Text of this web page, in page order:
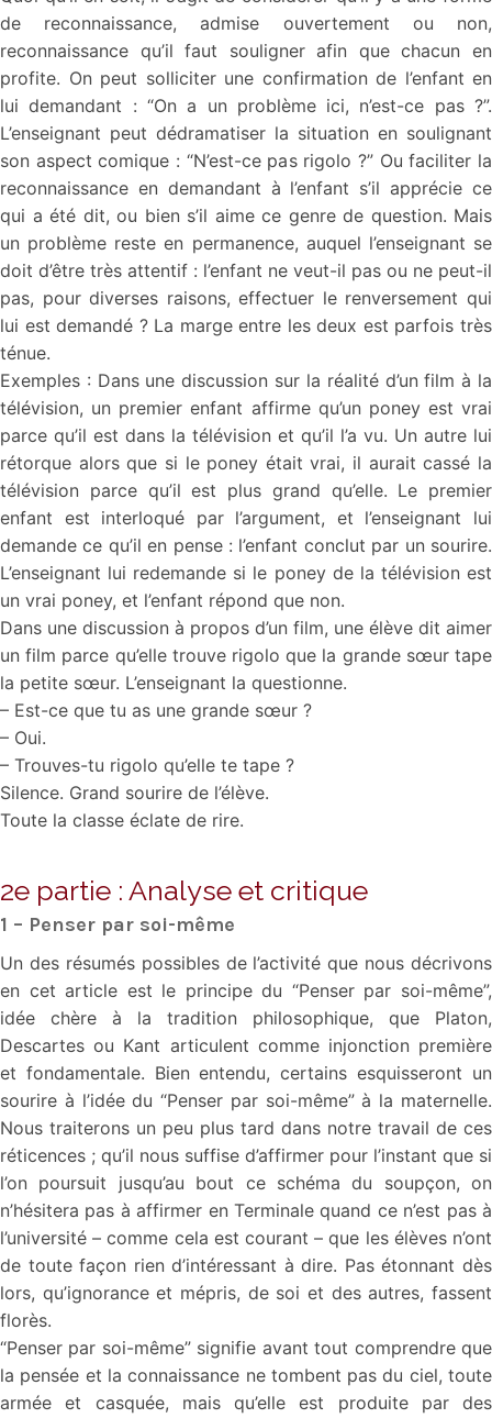
de reconnaissance, admise ouvertement ou non,
reconnaissance qu’il faut souligner afin que chacun en
profite. On peut solliciter une confirmation de l’enfant en
lui demandant : “On a un problème ici, n’est-ce pas ?”.
L’enseignant peut dédramatiser la situation en soulignant
son aspect comique : “N’est-ce pas rigolo ?” Ou faciliter la
reconnaissance en demandant à l’enfant s’il apprécie ce
qui a été dit, ou bien s’il aime ce genre de question. Mais
un problème reste en permanence, auquel l’enseignant se
doit d’être très attentif : l’enfant ne veut-il pas ou ne peut-il
pas, pour diverses raisons, effectuer le renversement qui
lui est demandé ? La marge entre les deux est parfois très
ténue.
Exemples : Dans une discussion sur la réalité d’un film à la
télévision, un premier enfant affirme qu’un poney est vrai
parce qu’il est dans la télévision et qu’il l’a vu. Un autre lui
rétorque alors que si le poney était vrai, il aurait cassé la
télévision parce qu’il est plus grand qu’elle. Le premier
enfant est interloqué par l’argument, et l’enseignant lui
demande ce qu’il en pense : l’enfant conclut par un sourire.
L’enseignant lui redemande si le poney de la télévision est
un vrai poney, et l’enfant répond que non.
Dans une discussion à propos d’un film, une élève dit aimer
un film parce qu’elle trouve rigolo que la grande sœur tape
la petite sœur. L’enseignant la questionne.
– Est-ce que tu as une grande sœur ?
– Oui.
– Trouves-tu rigolo qu’elle te tape ?
Silence. Grand sourire de l’élève.
Toute la classe éclate de rire.
2e partie : Analyse et critique
1 – Penser par soi-même
Un des résumés possibles de l’activité que nous décrivons
en cet article est le principe du “Penser par soi-même”,
idée chère à la tradition philosophique, que Platon,
Descartes ou Kant articulent comme injonction première
et fondamentale. Bien entendu, certains esquisseront un
sourire à l’idée du “Penser par soi-même” à la maternelle.
Nous traiterons un peu plus tard dans notre travail de ces
réticences ; qu’il nous suffise d’affirmer pour l’instant que si
l’on poursuit jusqu’au bout ce schéma du soupçon, on
n’hésitera pas à affirmer en Terminale quand ce n’est pas à
l’université – comme cela est courant – que les élèves n’ont
de toute façon rien d’intéressant à dire. Pas étonnant dès
lors, qu’ignorance et mépris, de soi et des autres, fassent
florès.
“Penser par soi-même” signifie avant tout comprendre que
la pensée et la connaissance ne tombent pas du ciel, toute
armée et casquée, mais qu’elle est produite par des